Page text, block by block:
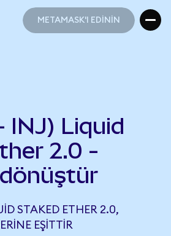
METAMASK'I EDİNİN
INJ) Liquid
2.0 -
STAKED ETHER 2.0,
EŞITTIR